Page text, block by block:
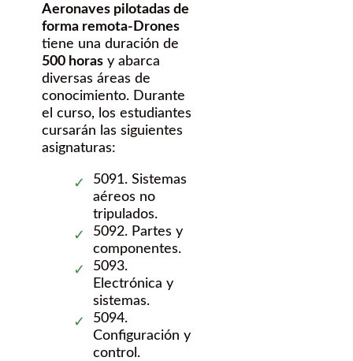
Aeronaves pilotadas de
forma remota-Drones
tiene una duración de
500 horas y abarca
diversas áreas de
conocimiento. Durante
el curso, los estudiantes
cursarán las siguientes
asignaturas:
5091. Sistemas
aéreos no
tripulados.
5092. Partes y
componentes.
5093.
Electrónica y
sistemas.
5094.
Configuración y
control.